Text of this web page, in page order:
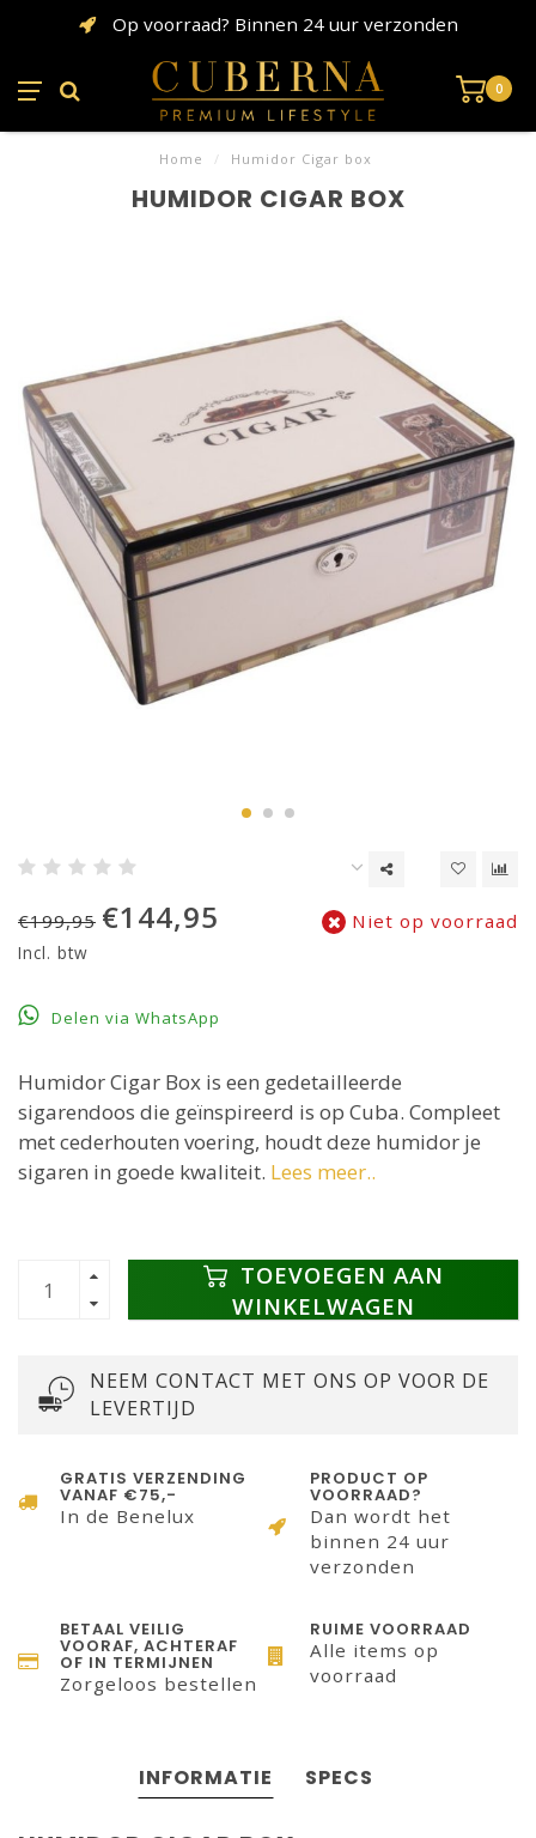
Op voorraad? Binnen 24 uur verzonden
0
Home / Humidor Cigar box
HUMIDOR CIGAR BOX
€199,95 €144,95
Incl. btw
Niet op voorraad
Delen via WhatsApp
Humidor Cigar Box is een gedetailleerde
sigarendoos die geïnspireerd is op Cuba. Compleet
met cederhouten voering, houdt deze humidor je
sigaren in goede kwaliteit. Lees meer..
TOEVOEGEN AAN
WINKELWAGEN
NEEM CONTACT MET ONS OP VOOR DE
LEVERTIJD
GRATIS VERZENDING
VANAF €75,-
In de Benelux
PRODUCT OP
VOORRAAD?
Dan wordt het
binnen 24 uur
verzonden
BETAAL VEILIG
VOORAF, ACHTERAF
OF IN TERMIJNEN
Zorgeloos bestellen
RUIME VOORRAAD
Alle items op
voorraad
INFORMATIE SPECS